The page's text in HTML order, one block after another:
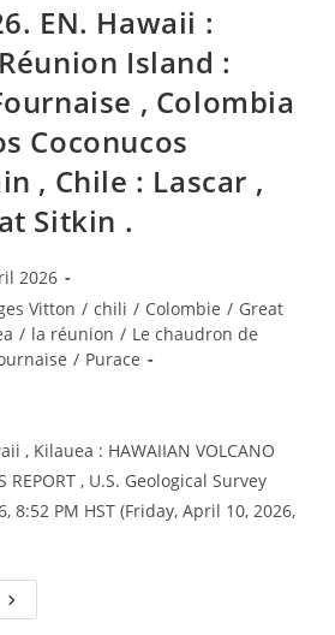
EN. Hawaii :
Island :
, Colombia
Coconucos
, Chile : Lascar ,
Sitkin .
2026
Vitton / chili / Colombie / Great
/ la réunion / Le chaudron de
/ Purace
, Kilauea : HAWAIIAN VOLCANO
REPORT , U.S. Geological Survey
8:52 PM HST (Friday, April 10, 2026,
April